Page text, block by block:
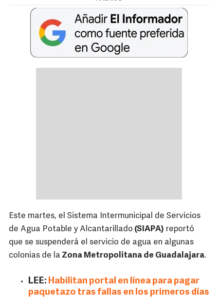
Este martes, el Sistema Intermunicipal de Servicios
de Agua Potable y Alcantarillado (SIAPA) reportó
que se suspenderá el servicio de agua en algunas
colonias de la Zona Metropolitana de Guadalajara.
LEE: Habilitan portal en línea para pagar
paquetazo tras fallas en los primeros días